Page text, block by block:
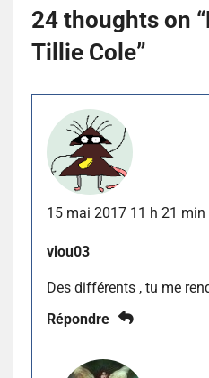
24 thoughts on “
Tillie Cole”
15 mai 2017 11 h 21 min
viou03
Des différents , tu me
Répondre